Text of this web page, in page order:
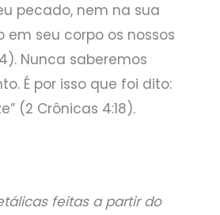
pecado, nem na sua
seu corpo os nossos
Nunca saberemos
É por isso que foi dito:
(2 Crônicas 4:18).
feitas a partir do